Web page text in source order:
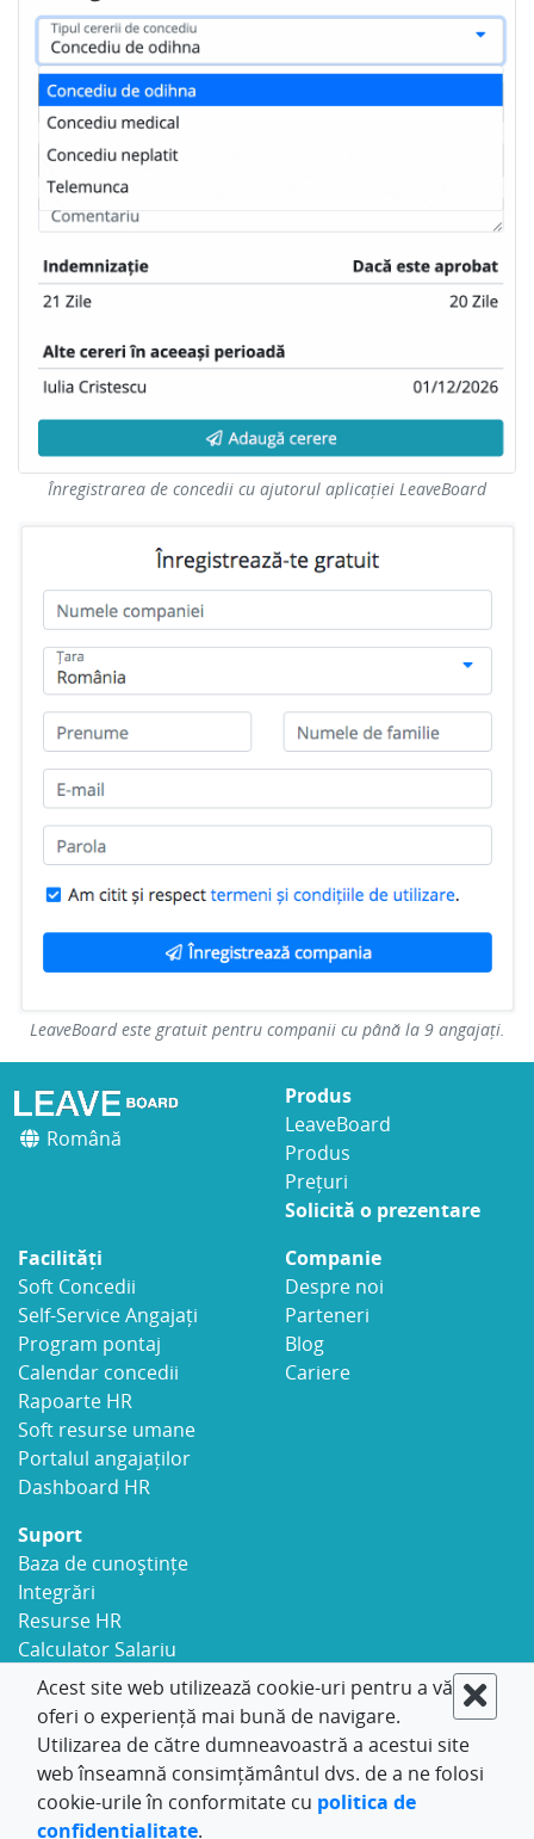
Înregistrarea de concedii cu ajutorul aplicației LeaveBoard
LeaveBoard este gratuit pentru companii cu până la 9 angajați.
Română
Produs
LeaveBoard
Produs
Prețuri
Solicită o prezentare
Facilități
Soft Concedii
Self-Service Angajați
Program pontaj
Calendar concedii
Rapoarte HR
Soft resurse umane
Portalul angajaților
Dashboard HR
Companie
Despre noi
Parteneri
Blog
Cariere
Suport
Baza de cunoștințe
Integrări
Resurse HR
Calculator Salariu
Securitate
Contact
© 2017-2026 LeaveBoard
Politica de
confidențialitate
Termenii serviciului
Acest site web utilizează cookie-uri pentru a vă
oferi o experiență mai bună de navigare.
Utilizarea de către dumneavoastră a acestui site
web înseamnă consimțământul dvs. de a ne folosi
cookie-urile în conformitate cu politica de
confidențialitate.